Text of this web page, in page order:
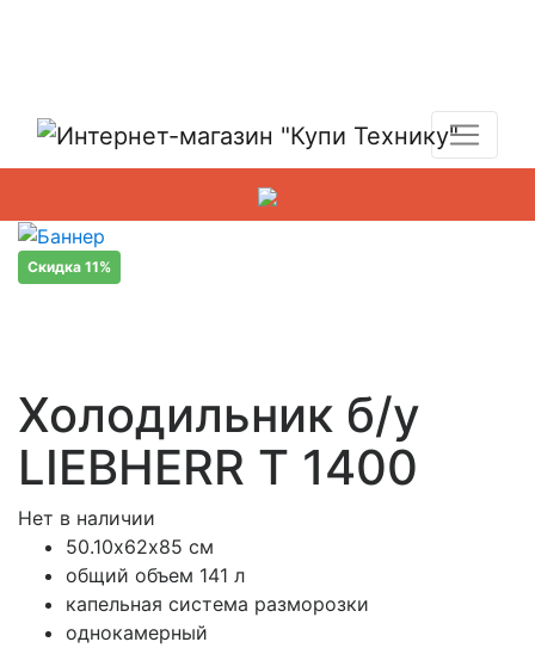
Скидка 11%
Холодильник б/у
LIEBHERR T 1400
Нет в наличии
50.10х62х85 см
общий объем 141 л
капельная система разморозки
однокамерный